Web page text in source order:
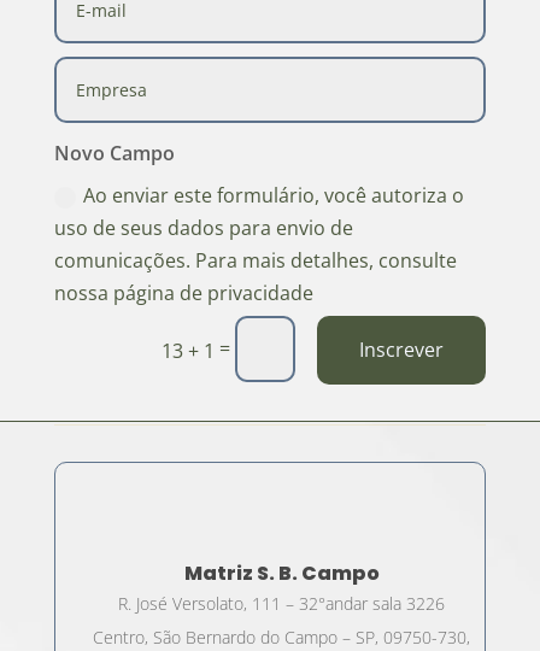
Novo Campo
Ao enviar este formulário, você autoriza o
uso de seus dados para envio de
comunicações. Para mais detalhes, consulte
nossa página de privacidade
13 + 1 = Inscrever
Matriz S. B. Campo
R. José Versolato, 111 – 32°andar sala 3226
Centro, São Bernardo do Campo – SP, 09750-730,